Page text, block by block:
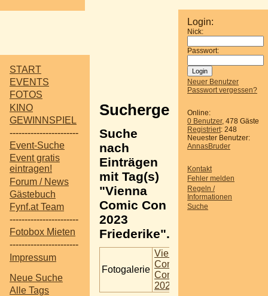
START
EVENTS
FOTOS
KINO
GEWINNSPIEL
-----------------------
Event-Suche
Event gratis
eintragen!
Forum / News
Gästebuch
Fynf.at Team
-----------------------
Fotobox Mieten
-----------------------
Impressum
Neue Suche
Alle Tags
Login:
Nick:
Passwort:
Neuer Benutzer
Passwort vergessen?
Online:
0 Benutzer, 478 Gäste
Registriert: 248
Neuester Benutzer:
AnnasBruder
Kontakt
Fehler melden
Regeln /
Informationen
Suche
Suchergebnisse
Suche
nach
Einträgen
mit Tag(s)
"Vienna
Comic Con
2023
Friederike".
Fotogalerie
Vienna
Comic
Con
2023